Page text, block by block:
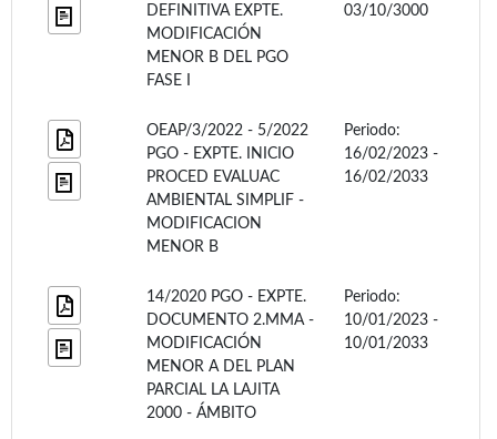
DEFINITIVA EXPTE.
MODIFICACIÓN
MENOR B DEL PGO
FASE I
03/10/3000
OEAP/3/2022 - 5/2022
PGO - EXPTE. INICIO
PROCED EVALUAC
AMBIENTAL SIMPLIF -
MODIFICACION
MENOR B
Periodo:
16/02/2023 -
16/02/2033
14/2020 PGO - EXPTE.
DOCUMENTO 2.MMA -
MODIFICACIÓN
MENOR A DEL PLAN
PARCIAL LA LAJITA
2000 - ÁMBITO
Periodo:
10/01/2023 -
10/01/2033